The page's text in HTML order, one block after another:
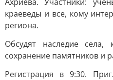
краеведы и все, кому
региона.
Обсудят наследие села,
сохранение памятников и
Регистрация в 9:30.